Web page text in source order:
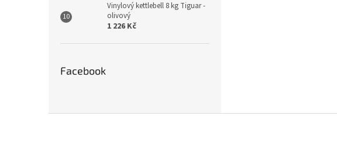
Vinylový kettlebell 8 kg Tiguar -
olivový
1 226 Kč
Facebook